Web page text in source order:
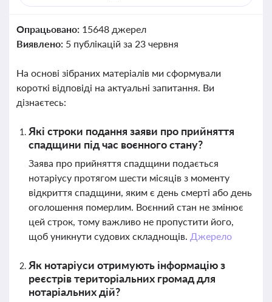
Опрацьовано: 15648 джерел
Виявлено: 5 публікацій за 23 червня
На основі зібраних матеріалів ми сформували
короткі відповіді на актуальні запитання. Ви
дізнаєтесь:
Які строки подання заяви про прийняття
спадщини під час воєнного стану?
Заява про прийняття спадщини подається
нотаріусу протягом шести місяців з моменту
відкриття спадщини, яким є день смерті або день
оголошення померлим. Воєнний стан не змінює
цей строк, тому важливо не пропустити його,
щоб уникнути судових складнощів. Джерело
Як нотаріуси отримують інформацію з
реєстрів територіальних громад для
нотаріальних дій?